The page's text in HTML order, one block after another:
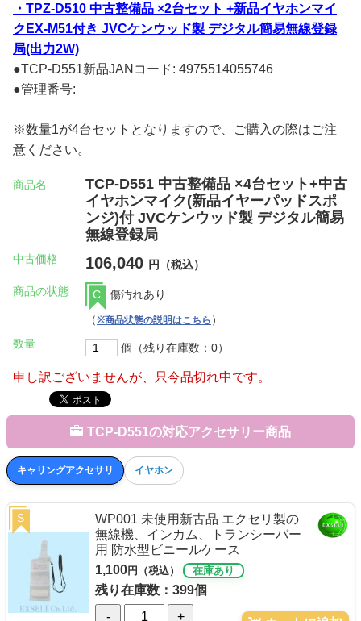
・TPZ-D510 中古整備品 ×2台セット +新品イヤホンマイ
クEX-M51付き JVCケンウッド製 デジタル簡易無線登録
局(出力2W)
●TCP-D551新品JANコード: 4975514055746
●管理番号:
※数量1が4台セットとなりますので、ご購入の際はご注
意ください。
商品名
TCP-D551 中古整備品 ×4台セット+中古
イヤホンマイク(新品イヤーパッドスポ
ンジ)付 JVCケンウッド製 デジタル簡易
無線登録局
中古価格 106,040 円（税込）
商品の状態 C
傷汚れあり
（※商品状態の説明はこちら ）
数量
個（残り在庫数：0）
申し訳ございませんが、只今品切れ中です。
TCP-D551の対応アクセサリー商品
キャリングアクセサリ イヤホン
WP001 未使用新古品 エクセリ製の
無線機、インカム、トランシーバー
用 防水型ビニールケース
1,100円（税込） 在庫あり
残り在庫数：399個
-
+
S